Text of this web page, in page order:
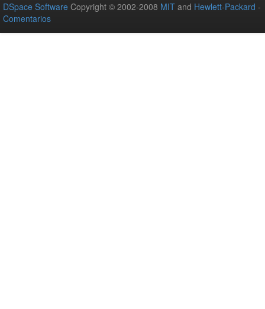
DSpace Software Copyright © 2002-2008 MIT and Hewlett-Packard -
Comentarios